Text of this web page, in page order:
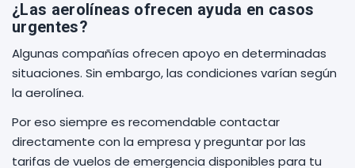
¿Las aerolíneas ofrecen ayuda en casos
urgentes?
Algunas compañías ofrecen apoyo en determinadas
situaciones. Sin embargo, las condiciones varían según
la aerolínea.
Por eso siempre es recomendable contactar
directamente con la empresa y preguntar por las
tarifas de vuelos de emergencia disponibles para tu